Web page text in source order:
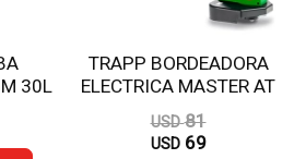
30L
TRAPP BORDEADORA
ELECTRICA MASTER AT
1500
USD 81
USD 69